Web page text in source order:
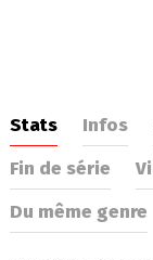
Stats Infos
Fin de série
Du même genre